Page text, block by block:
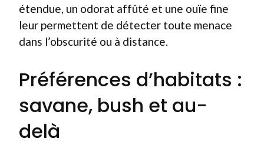
étendue, un odorat affûté et une ouïe fine
leur permettent de détecter toute menace
dans l’obscurité ou à distance.
Préférences d’habitats :
savane, bush et au-
delà